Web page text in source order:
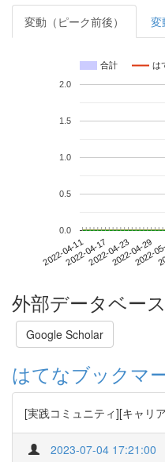
変動（ピーク前後） 変
合計 は
2022-04-112022-04-172022-04-232022-04-29
2022-
0.0
0.5
1.0
1.5
2.0
外部データベー
Google Scholar
はてなブックマ
[実践コミュニティ][キャリ
2023-07-04 17:21:00